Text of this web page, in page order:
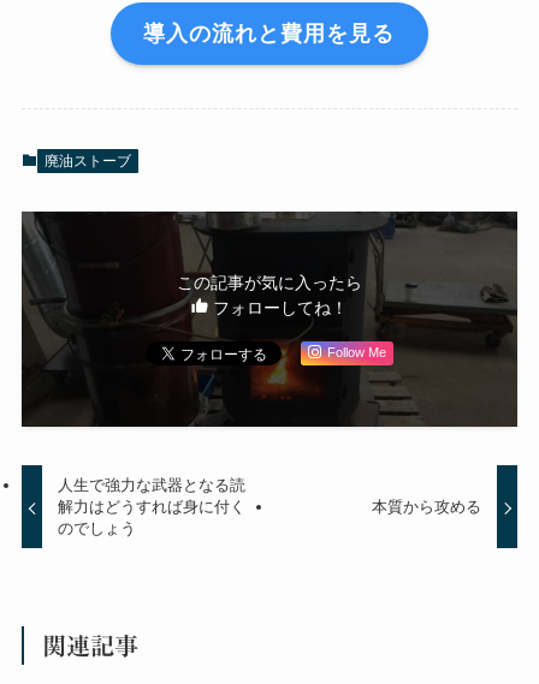
導入の流れと費用を見る
廃油ストーブ
この記事が気に入ったら
フォローしてね！
Follow Me
人生で強力な武器となる読
解力はどうすれば身に付く
のでしょう
本質から攻める
関連記事